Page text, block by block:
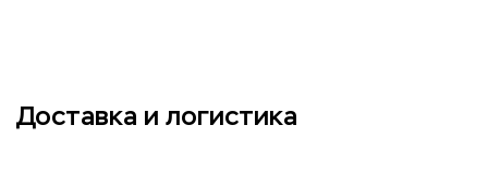
Доставка и логистика